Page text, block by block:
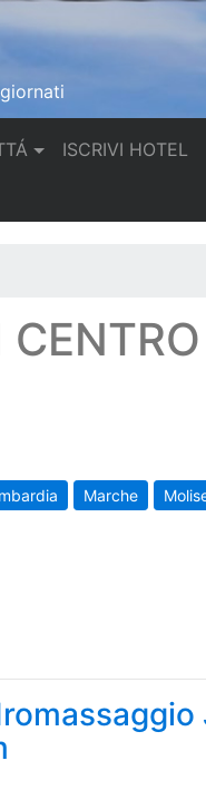
ISCRIVI HOTEL
Marche